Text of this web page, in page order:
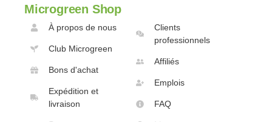
Microgreen Shop
À propos de nous
Club Microgreen
Bons d'achat
Expédition et
livraison
Clients
professionnels
Affiliés
Emplois
FAQ